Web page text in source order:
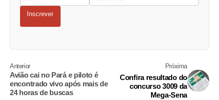
Inscrever
Anterior
Avião cai no Pará e piloto é
encontrado vivo após mais de
24 horas de buscas
Próxima
Confira resultado do
concurso 3009 da
Mega-Sena